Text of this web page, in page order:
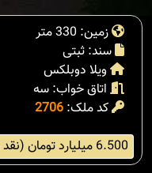
زمین: 330 متر
سند: ثبتی
ویلا دوبلکس
اتاق خواب: سه
کد ملک: 2706
6.500 میلیارد تومان (نقد و اقساط)